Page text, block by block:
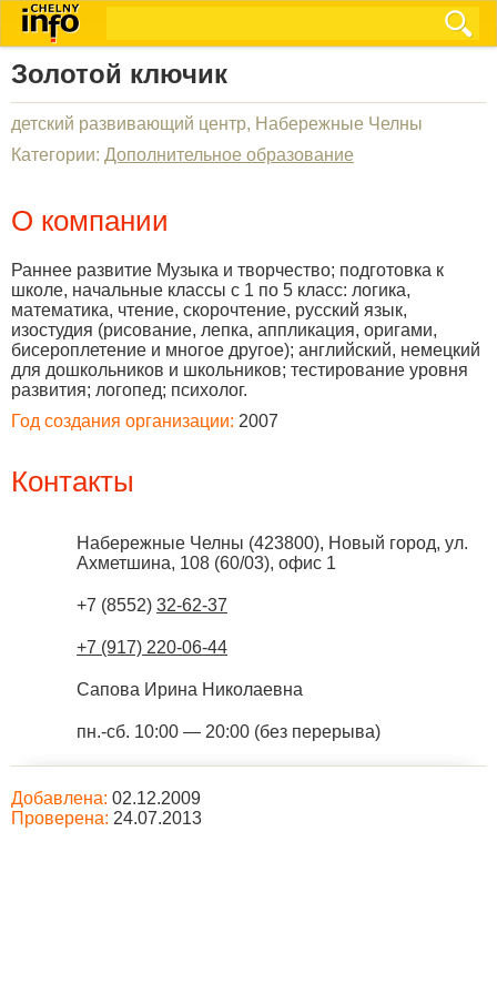
Золотой ключик
детский развивающий центр, Набережные Челны
Категории: Дополнительное образование
О компании
Раннее развитие Музыка и творчество; подготовка к
школе, начальные классы с 1 по 5 класс: логика,
математика, чтение, скорочтение, русский язык,
изостудия (рисование, лепка, аппликация, оригами,
бисероплетение и многое другое); английский, немецкий
для дошкольников и школьников; тестирование уровня
развития; логопед; психолог.
Год создания организации: 2007
Контакты
Набережные Челны (423800), Новый город, ул.
Ахметшина, 108 (60/03), офис 1
+7 (8552) 32-62-37
+7 (917) 220-06-44
Сапова Ирина Николаевна
пн.-сб. 10:00 — 20:00 (без перерыва)
Добавлена: 02.12.2009
Проверена: 24.07.2013